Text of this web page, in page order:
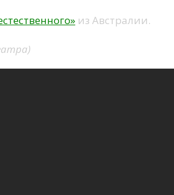
из Австралии.